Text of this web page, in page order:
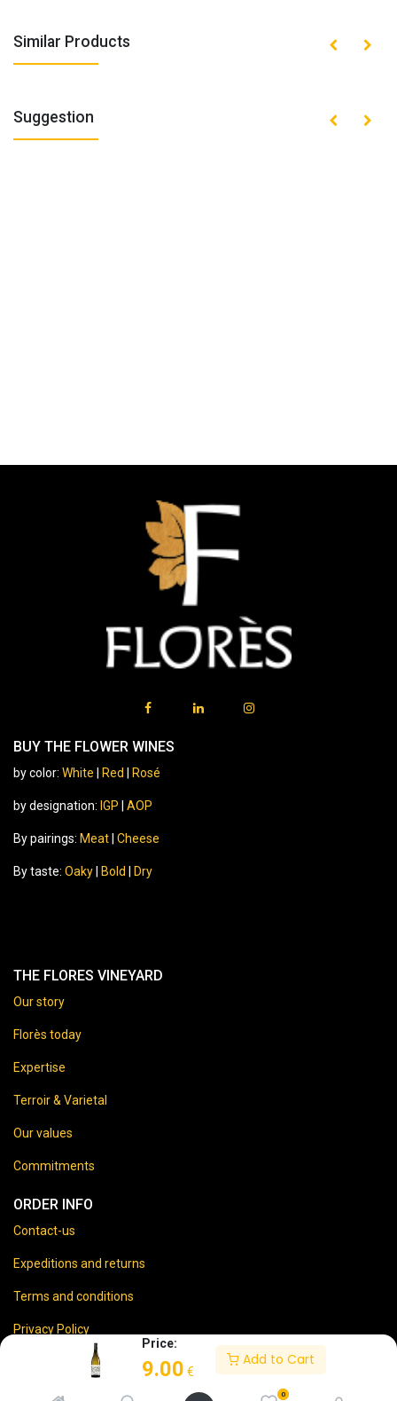
Price:
9.00 €
Add to Cart
0
Similar Products
Suggestion
BUY THE FLOWER WINES
by color: White Red Rosé
by designation: IGP AOP
By pairings: Meat Cheese
By taste: Oaky Bold Dry
THE FLORES VINEYARD
Our story
Florès today
Expertise
Terroir & Varietal
Our values
Commitments
ORDER INFO
Contact-us
Expeditions and returns
Terms and conditions
Privacy Policy
Legal disclaimer